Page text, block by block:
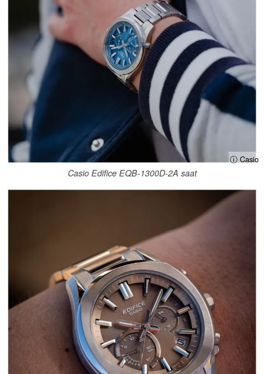
ⓘ Casio
Casio Edifice EQB-1300D-2A saat